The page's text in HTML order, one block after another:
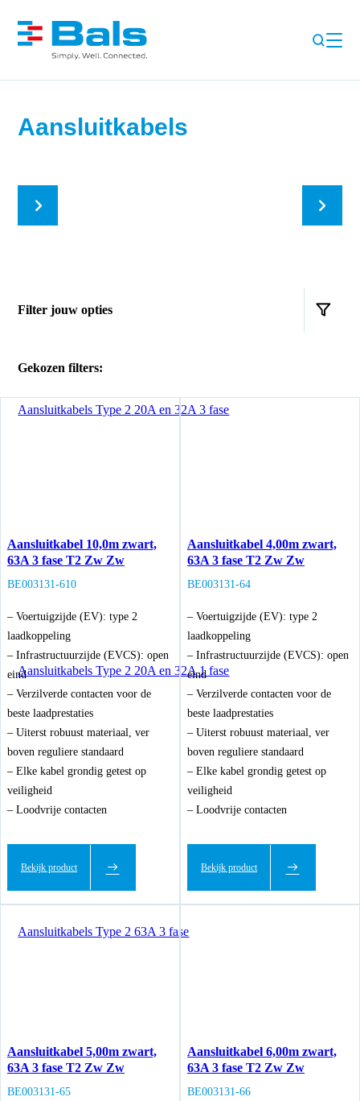
Aansluitkabels
Aansluitkabels Type 2 20A en 32A 3 fase
Aansluitkabels Type 2 20A en 32A 1 fase
Aansluitkabels Type 2 63A 3 fase
Filter jouw opties
Gekozen filters:
Aansluitkabel 10,0m zwart,
63A 3 fase T2 Zw Zw
BE003131-610
– Voertuigzijde (EV): type 2
laadkoppeling
– Infrastructuurzijde (EVCS): open
eind
– Verzilverde contacten voor de
beste laadprestaties
– Uiterst robuust materiaal, ver
boven reguliere standaard
– Elke kabel grondig getest op
veiligheid
– Loodvrije contacten
Bekijk product
Aansluitkabel 4,00m zwart,
63A 3 fase T2 Zw Zw
BE003131-64
– Voertuigzijde (EV): type 2
laadkoppeling
– Infrastructuurzijde (EVCS): open
eind
– Verzilverde contacten voor de
beste laadprestaties
– Uiterst robuust materiaal, ver
boven reguliere standaard
– Elke kabel grondig getest op
veiligheid
– Loodvrije contacten
Bekijk product
Aansluitkabel 5,00m zwart,
63A 3 fase T2 Zw Zw
BE003131-65
Aansluitkabel 6,00m zwart,
63A 3 fase T2 Zw Zw
BE003131-66